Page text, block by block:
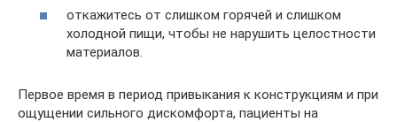
откажитесь от слишком горячей и слишком
холодной пищи, чтобы не нарушить целостности
материалов.
Первое время в период привыкания к конструкциям и при
ощущении сильного дискомфорта, пациенты на